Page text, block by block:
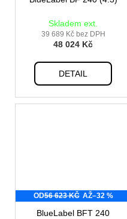
Skladem ext.
39 689 Kč bez DPH
48 024 Kč
DETAIL
OD56 623 KČ AŽ–32 %
BlueLabel BFT 240